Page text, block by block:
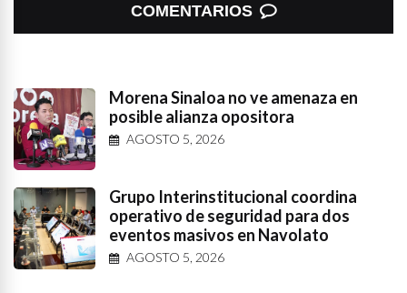
COMENTARIOS
Morena Sinaloa no ve amenaza en
posible alianza opositora
AGOSTO 5, 2026
Grupo Interinstitucional coordina
operativo de seguridad para dos
eventos masivos en Navolato
AGOSTO 5, 2026